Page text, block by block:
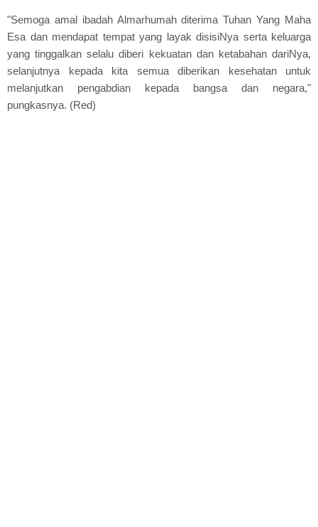
"Semoga amal ibadah Almarhumah diterima Tuhan Yang Maha
Esa dan mendapat tempat yang layak disisiNya serta keluarga
yang tinggalkan selalu diberi kekuatan dan ketabahan dariNya,
selanjutnya kepada kita semua diberikan kesehatan untuk
melanjutkan pengabdian kepada bangsa dan negara,"
pungkasnya. (Red)